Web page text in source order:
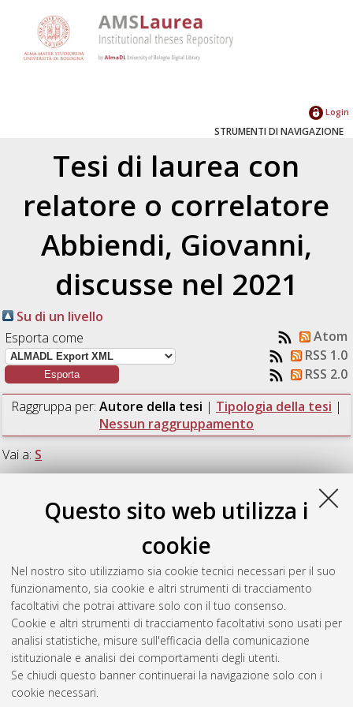
Questo sito web utilizza i
cookie
Nel nostro sito utilizziamo sia cookie tecnici necessari per il suo
funzionamento, sia cookie e altri strumenti di tracciamento
facoltativi che potrai attivare solo con il tuo consenso.
Cookie e altri strumenti di tracciamento facoltativi sono usati per
analisi statistiche, misure sull'efficacia della comunicazione
istituzionale e analisi dei comportamenti degli utenti.
Se chiudi questo banner continuerai la navigazione solo con i
cookie necessari.
Login
STRUMENTI DI NAVIGAZIONE
Tesi di laurea con
relatore o correlatore
Abbiendi, Giovanni,
discusse nel 2021
Su di un livello
Esporta come
Atom
RSS 1.0
RSS 2.0
Raggruppa per: Autore della tesi | Tipologia della tesi |
Nessun raggruppamento
Vai a: S
Spedicato, Eugenia(2021) Fast simulation of the MUonE
2021 test run setup.[Laurea magistrale], Università di Bologna,
Corso di Studio inPhysics [LM-DM270]
Questa lista e' stata generata ilSun Aug 9 11:51:28 2026
CEST